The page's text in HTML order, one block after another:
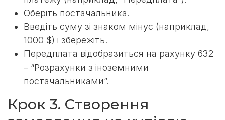
Оберіть постачальника.
Введіть суму зі знаком мінус (наприклад,
1000 $) і збережіть.
Передплата відобразиться на рахунку 632
– “Розрахунки з іноземними
постачальниками”.
Крок 3. Створення